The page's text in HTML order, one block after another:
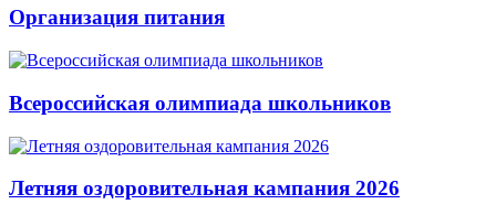
Организация питания
Всероссийская олимпиада школьников
Летняя оздоровительная кампания 2026